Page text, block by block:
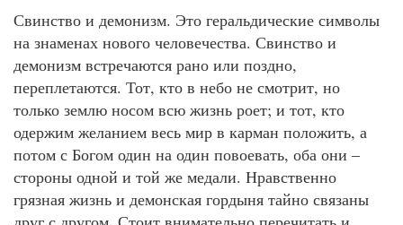
Свинство и демонизм. Это геральдические символы
на знаменах нового человечества. Свинство и
демонизм встречаются рано или поздно,
переплетаются. Тот, кто в небо не смотрит, но
только землю носом всю жизнь роет; и тот, кто
одержим желанием весь мир в карман положить, а
потом с Богом один на один повоевать, оба они –
стороны одной и той же медали. Нравственно
грязная жизнь и демонская гордыня тайно связаны